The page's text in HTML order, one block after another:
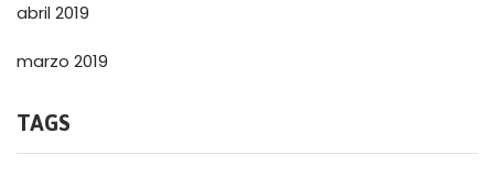
abril 2019
marzo 2019
TAGS